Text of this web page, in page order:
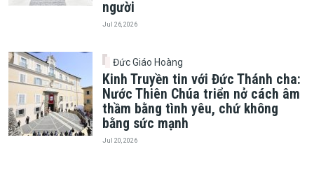
người
Jul 26, 2026
Đức Giáo Hoàng
Kinh Truyền tin với Đức Thánh cha:
Nước Thiên Chúa triển nở cách âm
thầm bằng tình yêu, chứ không
bằng sức mạnh
Jul 20, 2026